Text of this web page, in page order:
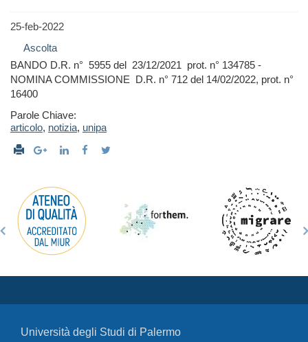
25-feb-2022
Ascolta
BANDO D.R. n° 5955 del 23/12/2021 prot. n° 134785 -
NOMINA COMMISSIONE D.R. n° 712 del 14/02/2022, prot. n°
16400
Parole Chiave:
articolo, notizia, unipa
Università degli Studi di Palermo